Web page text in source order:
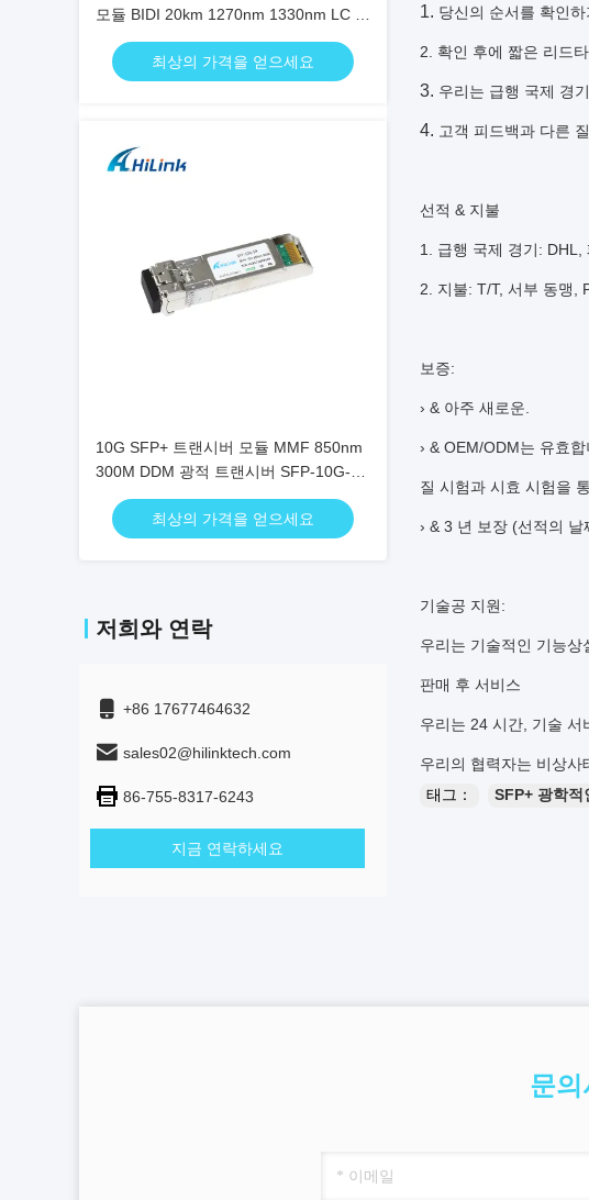
모듈 BIDI 20km 1270nm 1330nm LC 커
넥터 RoHS
최상의 가격을 얻으세요
10G SFP+ 트랜시버 모듈 MMF 850nm
300M DDM 광적 트랜시버 SFP-10G-
최상의 가격을 얻으세요
저희와 연락
+86 17677464632
sales02@hilinktech.com
86-755-8317-6243
지금 연락하세요
1. 당신의 순서를 확인
2. 확인 후에 짧은 리드타
3. 우리는 급행 국제 경
4. 고객 피드백과 다른
선적 & 지불
1. 급행 국제 경기: DHL,
2. 지불: T/T, 서부 동맹,
보증:
› & 아주 새로운.
› & OEM/ODM는 유효합
질 시험과 시효 시험을
› & 3 년 보장 (선적의 날
기술공 지원:
우리는 기술적인 기능
판매 후 서비스
우리는 24 시간, 기술 서
우리의 협력자는 비상사
태그：
SFP+ 광학적
문